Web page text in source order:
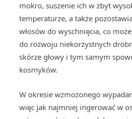
mokro, suszenie ich w zbyt
temperaturze, a także
włosów do wyschnięcia, co
do rozwoju niekorzystnych
skórze głowy i tym samym
kosmyków.
W okresie wzmożonego
więc jak najmniej ingerować w